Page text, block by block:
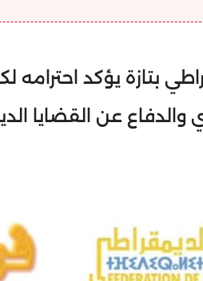
بتازة يؤكد احترامه
والدفاع عن القضايا